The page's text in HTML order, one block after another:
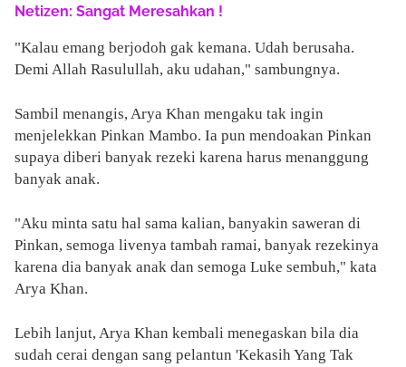
Netizen: Sangat Meresahkan !
"Kalau emang berjodoh gak kemana. Udah berusaha.
Demi Allah Rasulullah, aku udahan," sambungnya.
Sambil menangis, Arya Khan mengaku tak ingin
menjelekkan Pinkan Mambo. Ia pun mendoakan Pinkan
supaya diberi banyak rezeki karena harus menanggung
banyak anak.
"Aku minta satu hal sama kalian, banyakin saweran di
Pinkan, semoga livenya tambah ramai, banyak rezekinya
karena dia banyak anak dan semoga Luke sembuh," kata
Arya Khan.
Lebih lanjut, Arya Khan kembali menegaskan bila dia
sudah cerai dengan sang pelantun 'Kekasih Yang Tak